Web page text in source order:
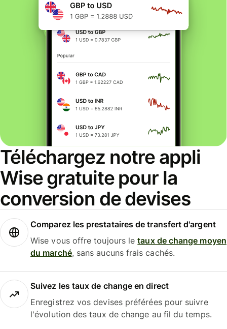
Téléchargez notre appli
Wise gratuite pour la
conversion de devises
Comparez les prestataires de transfert d'argent
Wise vous offre toujours letaux de change moyen
du marché, sans aucuns frais cachés.
Suivez les taux de change en direct
Enregistrez vos devises préférées pour suivre
l'évolution des taux de change au fil du temps.